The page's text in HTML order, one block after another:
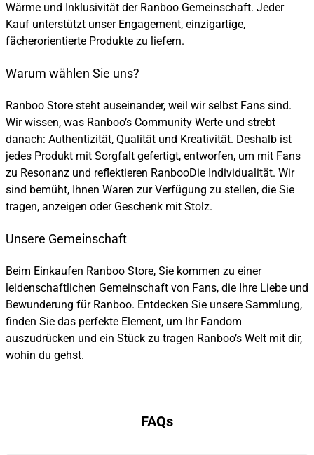
Wärme und Inklusivität der Ranboo Gemeinschaft. Jeder
Kauf unterstützt unser Engagement, einzigartige,
fächerorientierte Produkte zu liefern.
Warum wählen Sie uns?
Ranboo Store steht auseinander, weil wir selbst Fans sind.
Wir wissen, was Ranboo’s Community Werte und strebt
danach: Authentizität, Qualität und Kreativität. Deshalb ist
jedes Produkt mit Sorgfalt gefertigt, entworfen, um mit Fans
zu Resonanz und reflektieren RanbooDie Individualität. Wir
sind bemüht, Ihnen Waren zur Verfügung zu stellen, die Sie
tragen, anzeigen oder Geschenk mit Stolz.
Unsere Gemeinschaft
Beim Einkaufen Ranboo Store, Sie kommen zu einer
leidenschaftlichen Gemeinschaft von Fans, die Ihre Liebe und
Bewunderung für Ranboo. Entdecken Sie unsere Sammlung,
finden Sie das perfekte Element, um Ihr Fandom
auszudrücken und ein Stück zu tragen Ranboo’s Welt mit dir,
wohin du gehst.
FAQs